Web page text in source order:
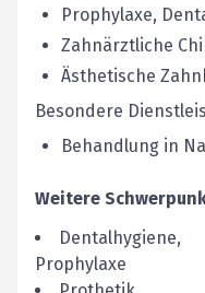
Prophylaxe,
Zahnärztliche
Ästhetische
Besondere
Behandlung in
Weitere
Dentalhygiene,
Prophylaxe